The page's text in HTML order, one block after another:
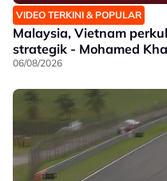
VIDEO TERKINI & POPULAR
Malaysia, Vietnam
strategik - Mohamed
06/08/2026